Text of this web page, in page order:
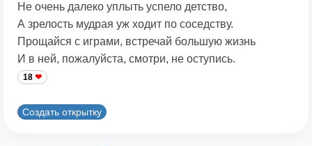
Не очень далеко уплыть успело детство,
А зрелость мудрая уж ходит по соседству.
Прощайся с играми, встречай большую жизнь
И в ней, пожалуйста, смотри, не оступись.
18
Создать открытку